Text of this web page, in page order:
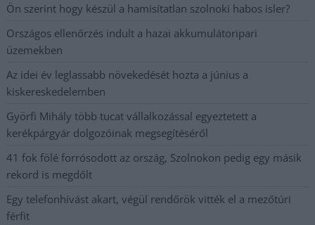
Ön szerint hogy készül a hamisítatlan szolnoki habos isler?
Országos ellenőrzés indult a hazai akkumulátoripari
üzemekben
Az idei év leglassabb növekedését hozta a június a
kiskereskedelemben
Györfi Mihály több tucat vállalkozással egyeztetett a
kerékpárgyár dolgozóinak megsegítéséről
41 fok fölé forrósodott az ország, Szolnokon pedig egy másik
rekord is megdőlt
Egy telefonhívást akart, végül rendőrök vitték el a mezőtúri
férfit